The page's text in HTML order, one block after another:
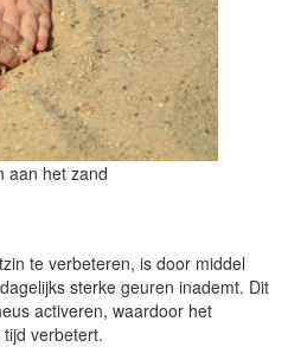
aan het zand
te verbeteren, is door middel
sterke geuren inademt. Dit
activeren, waardoor het
verbetert.